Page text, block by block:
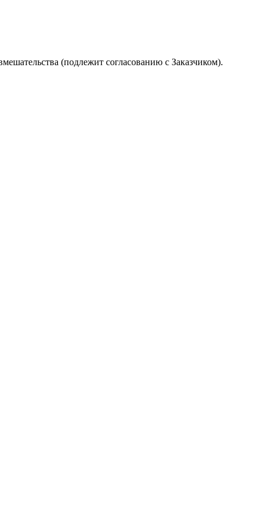
(подлежит согласованию с Заказчиком).